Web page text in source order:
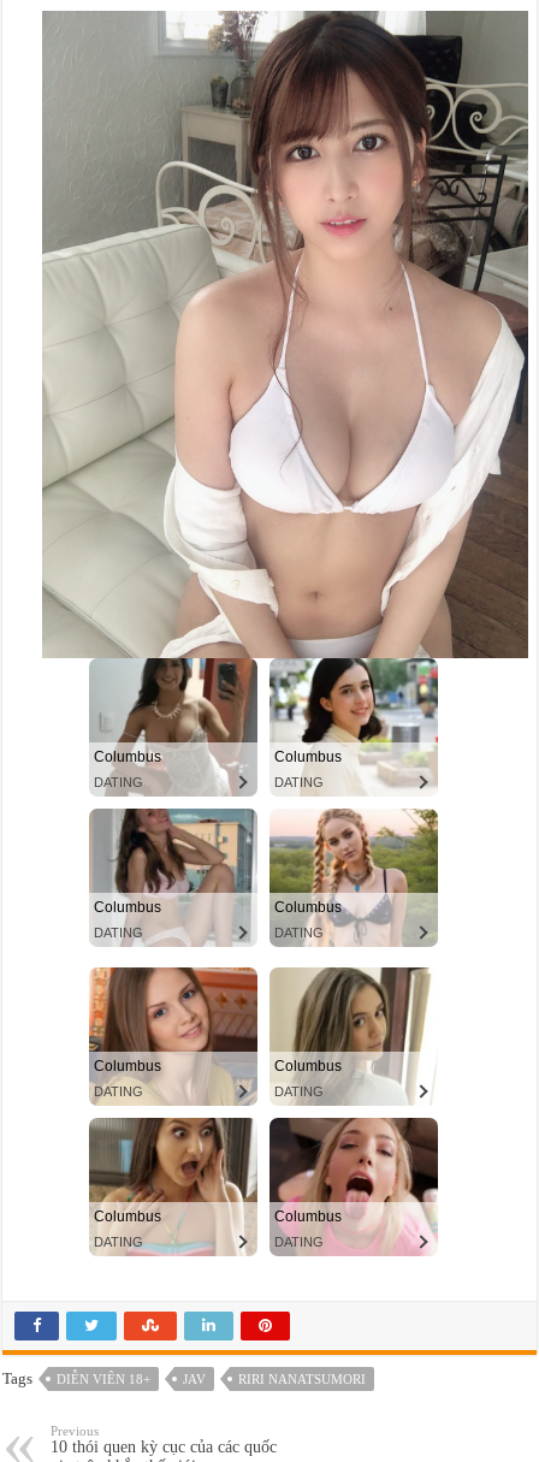
Tags DIỄN VIÊN 18+ JAV RIRI NANATSUMORI
Previous
10 thói quen kỳ cục của các quốc